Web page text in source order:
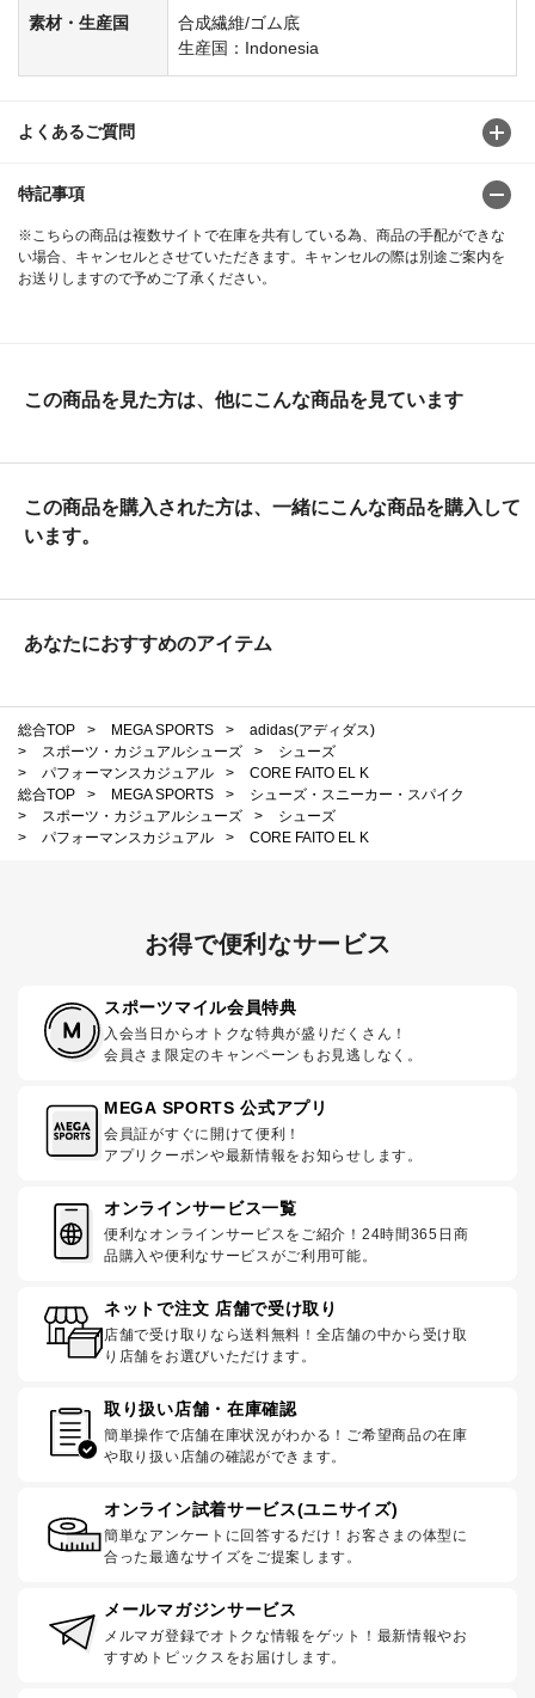
素材・生産国
合成繊維/ゴム底
生産国：Indonesia
よくあるご質問
特記事項
※こちらの商品は複数サイトで在庫を共有している為、商品の手配ができな
い場合、キャンセルとさせていただきます。キャンセルの際は別途ご案内を
お送りしますので予めご了承ください。
この商品を見た方は、他にこんな商品を見ています
この商品を購入された方は、一緒にこんな商品を購入して
います。
あなたにおすすめのアイテム
総合TOP > MEGA SPORTS >
adidas(アディダス)
>
スポーツ・カジュアルシューズ >
シューズ
>
パフォーマンスカジュアル >
CORE FAITO EL K
総合TOP
> MEGA SPORTS >
シューズ・スニーカー・スパイク
>
スポーツ・カジュアルシューズ >
シューズ
>
パフォーマンスカジュアル > CORE FAITO EL K
お得で便利なサービス
スポーツマイル会員特典
入会当日からオトクな特典が盛りだくさん！
会員さま限定のキャンペーンもお見逃しなく。
MEGA SPORTS 公式アプリ
会員証がすぐに開けて便利！
アプリクーポンや最新情報をお知らせします。
オンラインサービス一覧
便利なオンラインサービスをご紹介！24時間365日商
品購入や便利なサービスがご利用可能。
ネットで注文 店舗で受け取り
店舗で受け取りなら送料無料！全店舗の中から受け取
り店舗をお選びいただけます。
取り扱い店舗・在庫確認
簡単操作で店舗在庫状況がわかる！ご希望商品の在庫
や取り扱い店舗の確認ができます。
オンライン試着サービス(ユニサイズ)
簡単なアンケートに回答するだけ！お客さまの体型に
合った最適なサイズをご提案します。
メールマガジンサービス
メルマガ登録でオトクな情報をゲット！最新情報やお
すすめトピックスをお届けします。